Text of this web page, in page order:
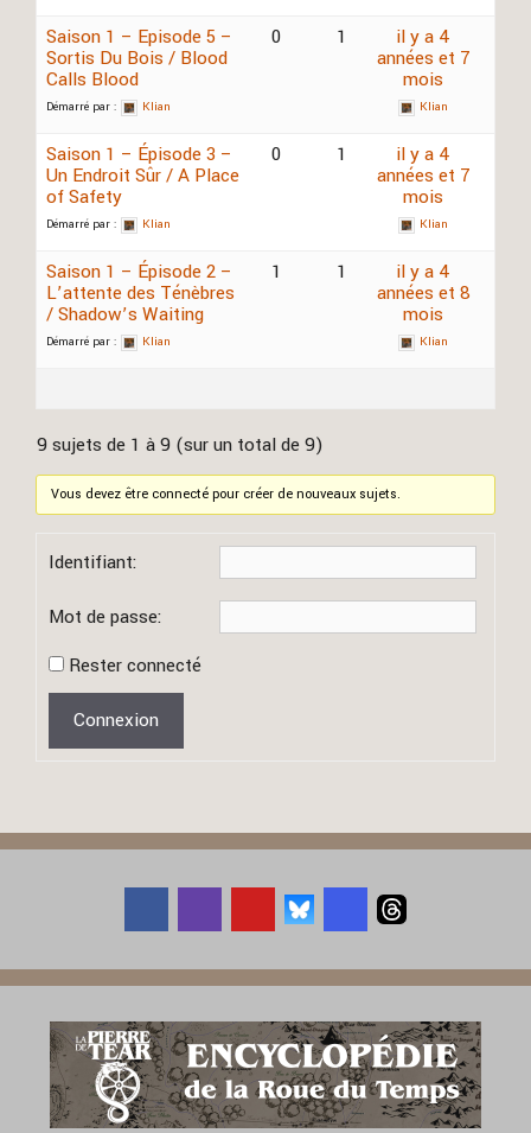
Saison 1 – Episode 5 –
Sortis Du Bois / Blood
Calls Blood
Démarré par : Klian
0 1
il y a 4
années et 7
mois
Klian
Saison 1 – Épisode 3 –
Un Endroit Sûr / A Place
of Safety
Démarré par : Klian
0 1
il y a 4
années et 7
mois
Klian
Saison 1 – Épisode 2 –
L’attente des Ténèbres
/ Shadow’s Waiting
Démarré par : Klian
1 1
il y a 4
années et 8
mois
Klian
9 sujets de 1 à 9 (sur un total de 9)
Vous devez être connecté pour créer de nouveaux sujets.
Identifiant:
Mot de passe:
Rester connecté
Connexion